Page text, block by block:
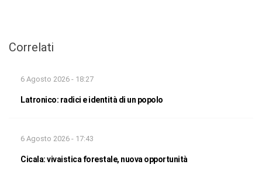
Correlati
6 Agosto 2026 - 18:27
Latronico: radici e identità di un popolo
6 Agosto 2026 - 17:43
Cicala: vivaistica forestale, nuova opportunità